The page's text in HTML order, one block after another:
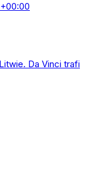
Da Vinci trafi